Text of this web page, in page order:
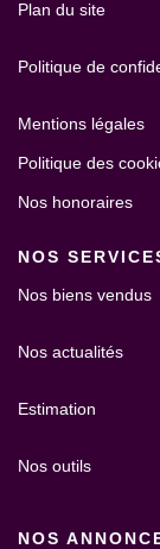
Plan du site
Politique de
Mentions légales
Politique des
Nos honoraires
NOS
Nos biens vendus
Nos actualités
Estimation
Nos outils
NOS